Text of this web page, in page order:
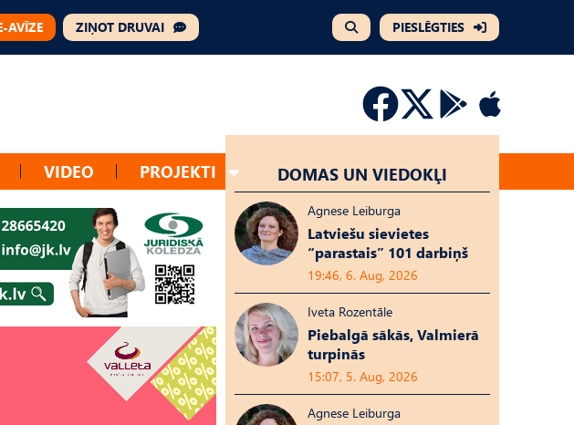
AVĪZE ZIŅOT DRUVAI PIESLĒGTIES
VIDEO PROJEKTI DOMAS UN VIEDOKĻI
Agnese Leiburga
Latviešu sievietes
“parastais” 101 darbiņš
19:46, 6. Aug, 2026
Iveta Rozentāle
Piebalgā sākās, Valmierā
turpinās
15:07, 5. Aug, 2026
Agnese Leiburga